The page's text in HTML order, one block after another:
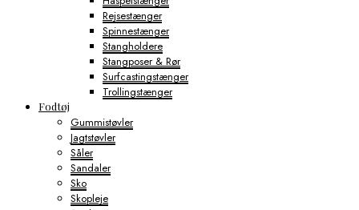
Rejsestænger
Spinnestænger
Stangholdere
Stangposer & Rør
Surfcastingstænger
Trollingstænger
Fodtøj
Gummistøvler
Jagtstøvler
Såler
Sandaler
Sko
Skopleje